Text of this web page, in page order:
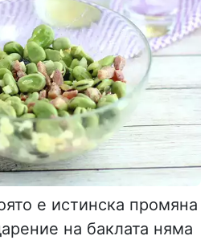
е истинска промяна
на баклата няма